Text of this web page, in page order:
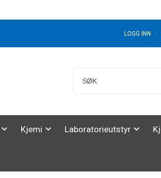
LOGG INN
Kjemi Laboratorieutstyr